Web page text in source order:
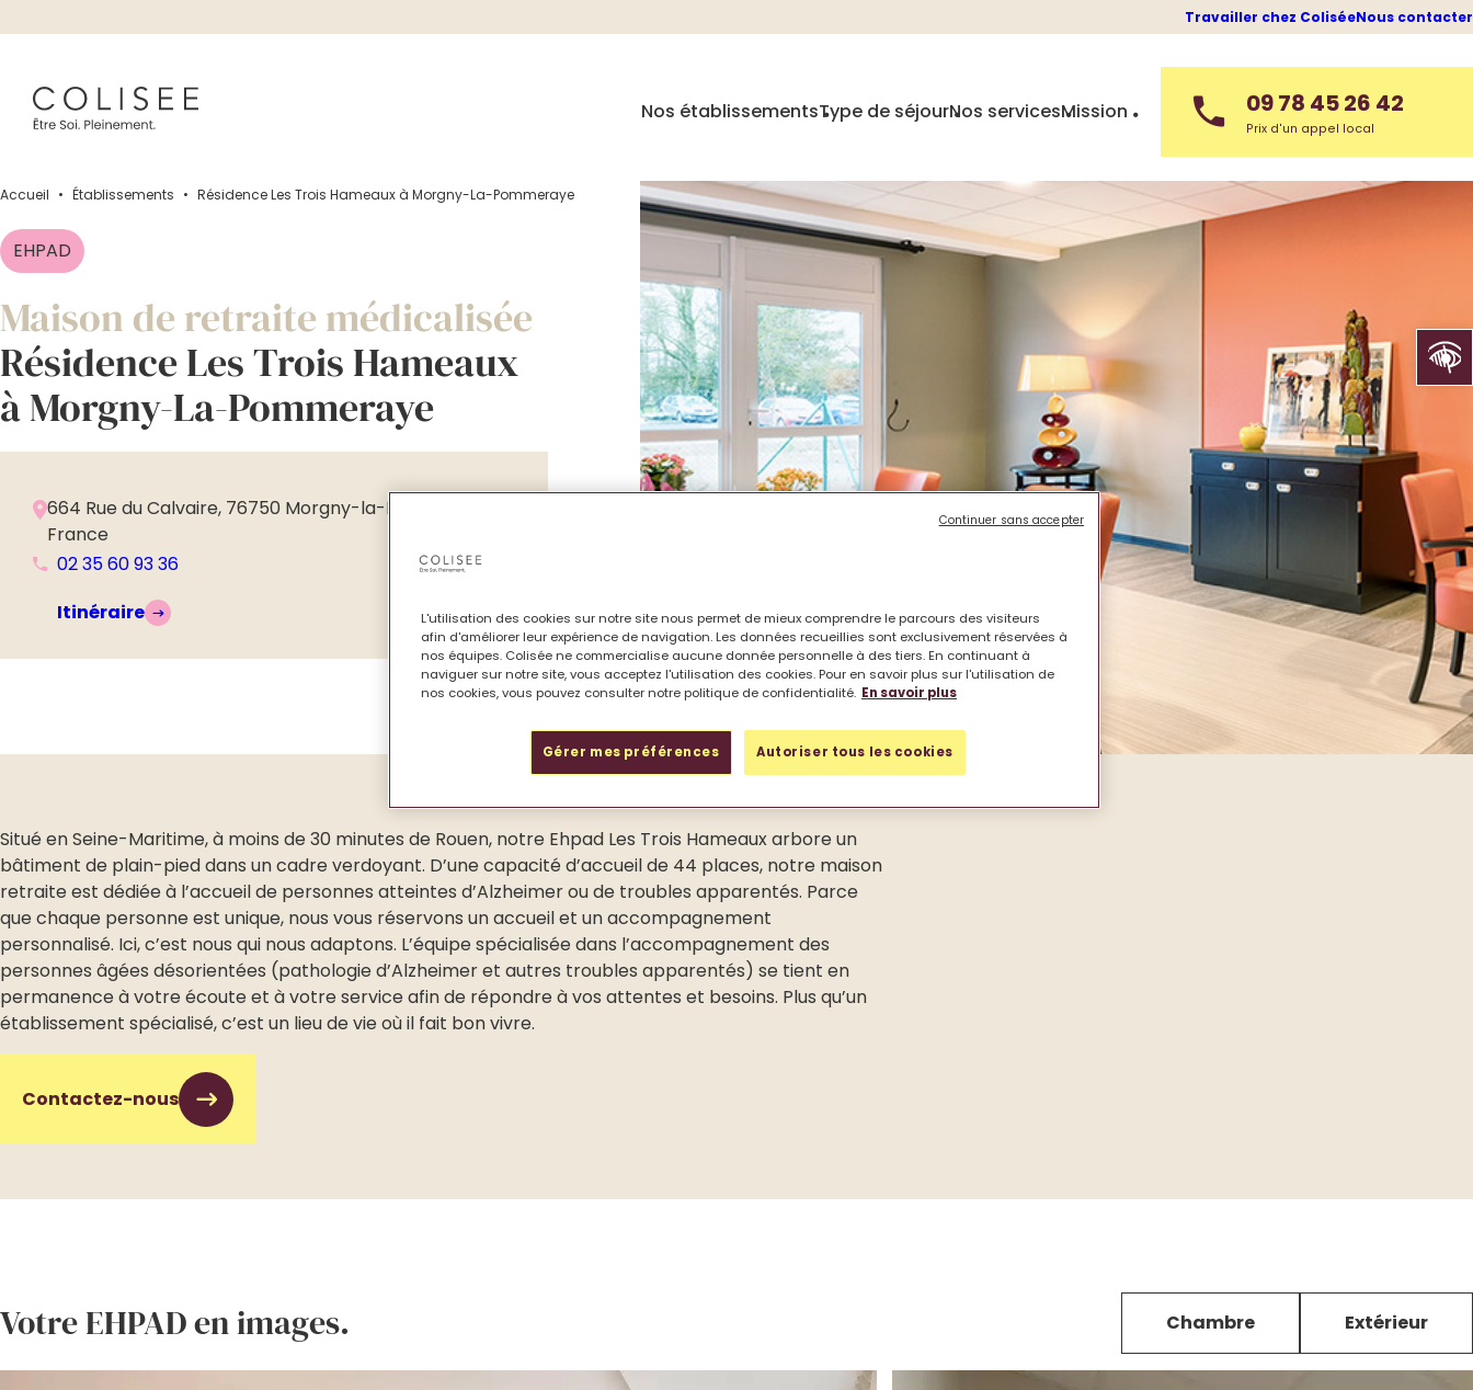
Ouvrir
Travailler chez ColiséeNous contacter
Nos établissementsType de séjourNos servicesMission 09 78 45 26 42
Prix d'un appel local
Accueil • Établissements • Résidence Les Trois Hameaux à Morgny-La-Pommeraye
EHPAD
Maison de retraite médicalisée
Résidence Les Trois Hameaux
à Morgny-La-Pommeraye
664 Rue du Calvaire, 76750 Morgny-la-Pommeraye,
France
02 35 60 93 36
Itinéraire
Situé en Seine-Maritime, à moins de 30 minutes de Rouen, notre Ehpad Les Trois Hameaux arbore un
bâtiment de plain-pied dans un cadre verdoyant. D’une capacité d’accueil de 44 places, notre maison
retraite est dédiée à l’accueil de personnes atteintes d’Alzheimer ou de troubles apparentés. Parce
que chaque personne est unique, nous vous réservons un accueil et un accompagnement
personnalisé. Ici, c’est nous qui nous adaptons. L’équipe spécialisée dans l’accompagnement des
personnes âgées désorientées (pathologie d’Alzheimer et autres troubles apparentés) se tient en
permanence à votre écoute et à votre service afin de répondre à vos attentes et besoins. Plus qu’un
établissement spécialisé, c’est un lieu de vie où il fait bon vivre.
Contactez-nous
Votre EHPAD en images. Chambre Extérieur
L'utilisation des cookies sur notre site nous permet de mieux comprendre le parcours des visiteurs
afin d'améliorer leur expérience de navigation. Les données recueillies sont exclusivement réservées à
nos équipes. Colisée ne commercialise aucune donnée personnelle à des tiers. En continuant à
naviguer sur notre site, vous acceptez l'utilisation des cookies. Pour en savoir plus sur l'utilisation de
nos cookies, vous pouvez consulter notre politique de confidentialité. En savoir plus
Gérer mes préférences Autoriser tous les cookies
Continuer sans accepter